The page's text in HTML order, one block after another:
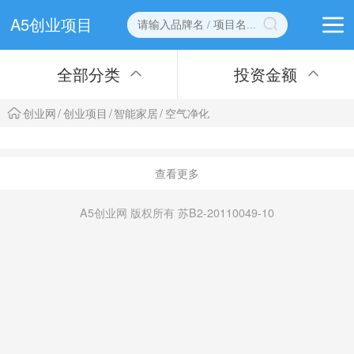
A5创业项目
全部分类 投资金额
创业网/创业项目 /智能家居/ 空气净化
查看更多
A5创业网 版权所有 苏B2-20110049-10